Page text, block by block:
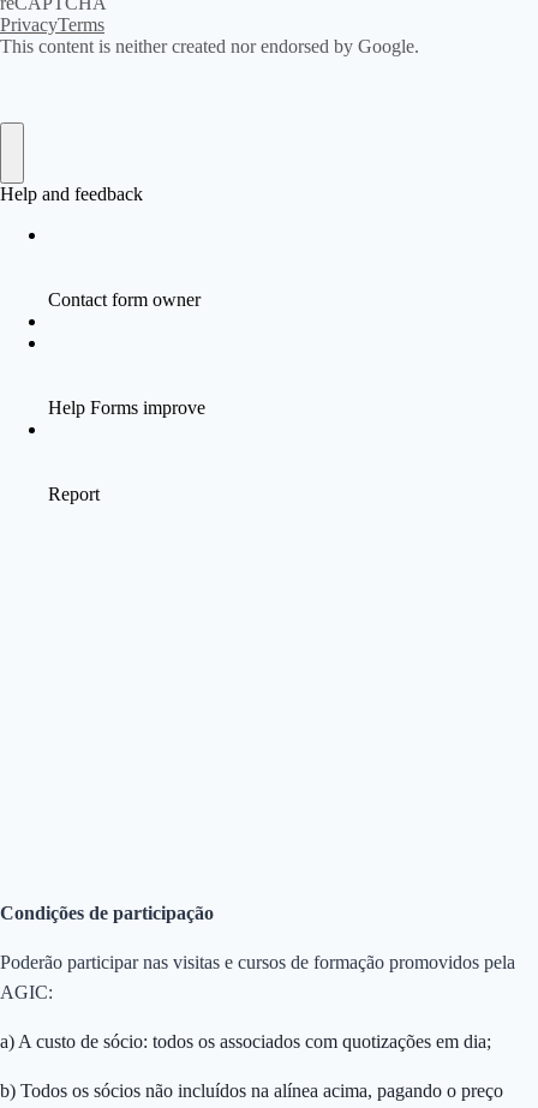
Condições de participação
Poderão participar nas visitas e cursos de formação promovidos pela
AGIC:
a) A custo de sócio: todos os associados com quotizações em dia;
b) Todos os sócios não incluídos na alínea acima, pagando o preço